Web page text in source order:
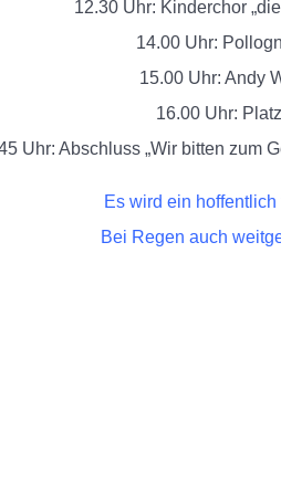
12.30 Uhr: Kinderchor
14.00 Uhr:
15.00 Uhr: Andy
16.00 Uhr:
Uhr: Abschluss „Wir bitten zum
Es wird ein hoffentlich
Bei Regen auch